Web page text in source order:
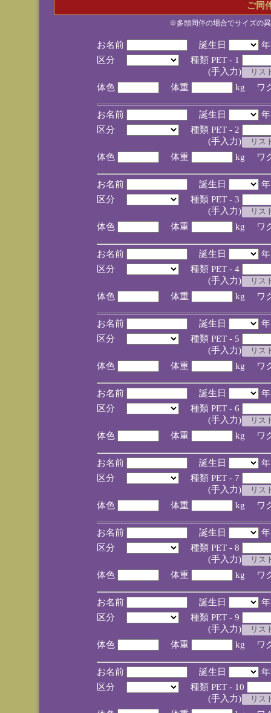
ご同
※多頭同伴の場合でサイズの
お名前 誕生日
区分
種類 PET - 1
(手入力)
体色
体重 kg ワ
お名前 誕生日
区分
種類 PET - 2
(手入力)
体色
体重 kg ワ
お名前 誕生日
区分
種類 PET - 3
(手入力)
体色
体重 kg ワ
お名前 誕生日
区分
種類 PET - 4
(手入力)
体色
体重 kg ワ
お名前 誕生日
区分
種類 PET - 5
(手入力)
体色
体重 kg ワ
お名前 誕生日
区分
種類 PET - 6
(手入力)
体色
体重 kg ワ
お名前 誕生日
区分
種類 PET - 7
(手入力)
体色
体重 kg ワ
お名前 誕生日
区分
種類 PET - 8
(手入力)
体色
体重 kg ワ
お名前 誕生日
区分
種類 PET - 9
(手入力)
体色
体重 kg ワ
お名前 誕生日
区分
種類 PET - 10
(手入力)